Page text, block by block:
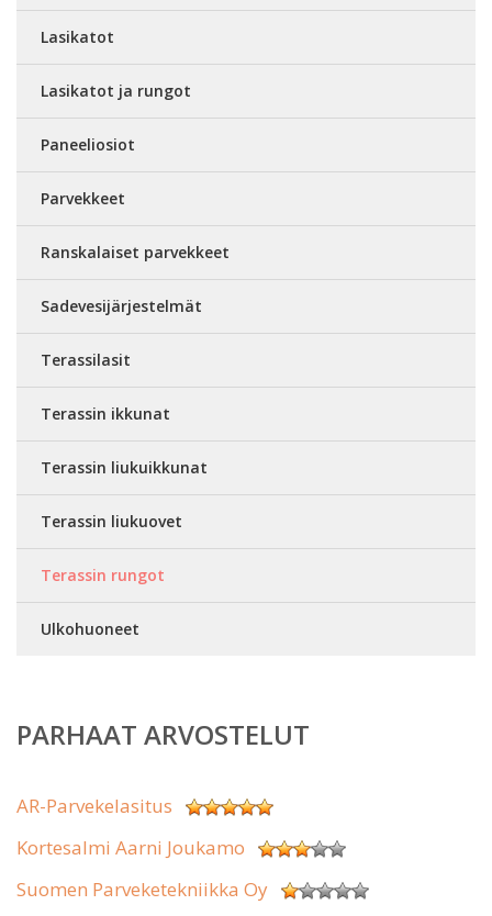
Lasikatot
Lasikatot ja rungot
Paneeliosiot
Parvekkeet
Ranskalaiset parvekkeet
Sadevesijärjestelmät
Terassilasit
Terassin ikkunat
Terassin liukuikkunat
Terassin liukuovet
Terassin rungot
Ulkohuoneet
PARHAAT ARVOSTELUT
AR-Parvekelasitus
Kortesalmi Aarni Joukamo
Suomen Parveketekniikka Oy